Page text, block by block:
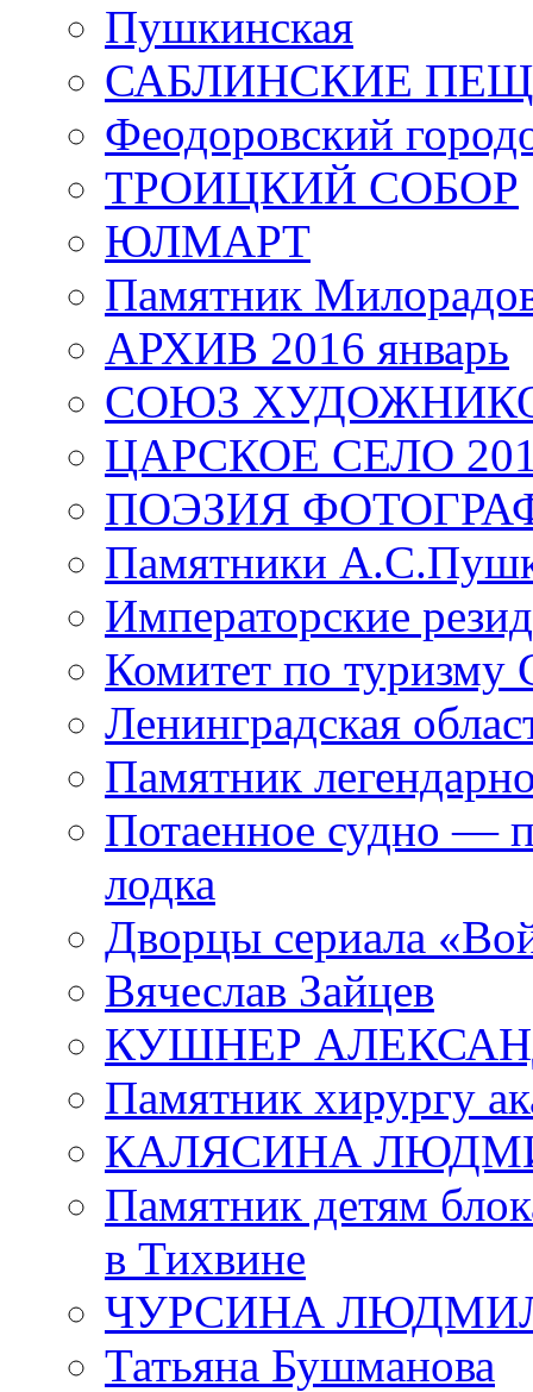
Пушкинская
САБЛИНСКИЕ
Феодоровский
ТРОИЦКИЙ СОБОР
ЮЛМАРТ
Памятник
АРХИВ 2016 январь
СОЮЗ
ЦАРСКОЕ СЕЛО
ПОЭЗИЯ
Памятники
Императорские
Комитет по туризму
Ленинградская
Памятник
Потаенное судно —
лодка
Дворцы сериала
Вячеслав Зайцев
КУШНЕР
Памятник хирургу
КАЛЯСИНА
Памятник детям
в Тихвине
ЧУРСИНА
Татьяна Бушманова